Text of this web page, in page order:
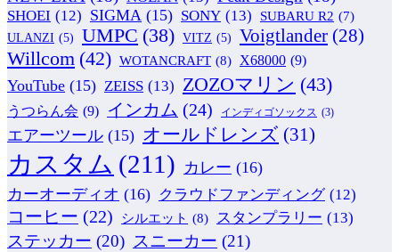
SHOEI (12) SIGMA (15) SONY (13) SUBARU R2 (7)
ULANZI (5) UMPC (38) VITZ (5) Voigtlander (28)
Willcom (42) WOTANCRAFT (8) X68000 (9)
YouTube (15) ZEISS (13) ZOZOマリン (43)
うつらん会 (9) インカム (24) インディゴソックス (3)
エアーツール (15) オールドレンズ (31)
カスタム (211) カレー (16)
カーオーディオ (16) クラウドファンディング (12)
コーヒー (22) シルエット (8) スタンプラリー (13)
ステッカー (20) スニーカー (21)